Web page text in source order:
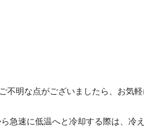
不明な点がございましたら、お気
急速に低温へと冷却する際は、冷